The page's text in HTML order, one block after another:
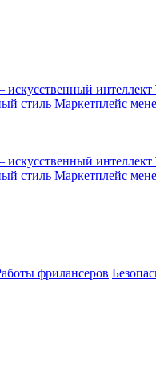
интеллект
стиль Маркетплейс
интеллект
стиль Маркетплейс
фрилансеров